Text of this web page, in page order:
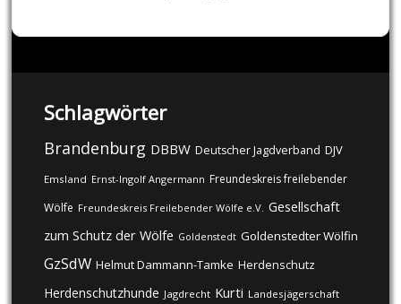
Schlagwörter
Brandenburg DBBW Deutscher Jagdverband DJV
Emsland Ernst-Ingolf Angermann Freundeskreis freilebender
Wölfe Freundeskreis Freilebender Wölfe e.V. Gesellschaft
zum Schutz der Wölfe Goldenstedt Goldenstedter Wölfin
GzSdW Helmut Dammann-Tamke Herdenschutz
Herdenschutzhunde Jagdrecht Kurti Landesjägerschaft